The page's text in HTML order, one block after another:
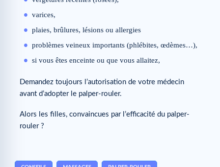
varices,
plaies, brûlures, lésions ou allergies
problèmes veineux importants (phlébites, œdèmes…),
si vous êtes enceinte ou que vous allaitez,
Demandez toujours l’autorisation de votre médecin
avant d’adopter le palper-rouler.
Alors les filles, convaincues par l’efficacité du palper-
rouler ?